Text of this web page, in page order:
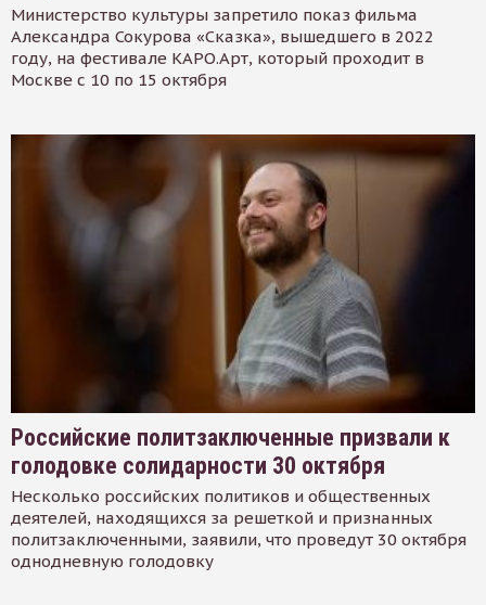
Министерство культуры запретило показ фильма
Александра Сокурова «Сказка», вышедшего в 2022
году, на фестивале КАРО.Арт, который проходит в
Москве с 10 по 15 октября
Российские политзаключенные призвали к
голодовке солидарности 30 октября
Несколько российских политиков и общественных
деятелей, находящихся за решеткой и признанных
политзаключенными, заявили, что проведут 30 октября
однодневную голодовку